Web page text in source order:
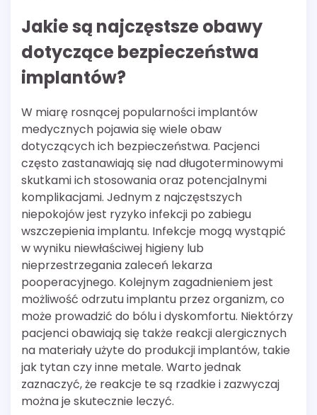
Jakie są najczęstsze obawy
dotyczące bezpieczeństwa
implantów?
W miarę rosnącej popularności implantów
medycznych pojawia się wiele obaw
dotyczących ich bezpieczeństwa. Pacjenci
często zastanawiają się nad długoterminowymi
skutkami ich stosowania oraz potencjalnymi
komplikacjami. Jednym z najczęstszych
niepokojów jest ryzyko infekcji po zabiegu
wszczepienia implantu. Infekcje mogą wystąpić
w wyniku niewłaściwej higieny lub
nieprzestrzegania zaleceń lekarza
pooperacyjnego. Kolejnym zagadnieniem jest
możliwość odrzutu implantu przez organizm, co
może prowadzić do bólu i dyskomfortu. Niektórzy
pacjenci obawiają się także reakcji alergicznych
na materiały użyte do produkcji implantów, takie
jak tytan czy inne metale. Warto jednak
zaznaczyć, że reakcje te są rzadkie i zazwyczaj
można je skutecznie leczyć.